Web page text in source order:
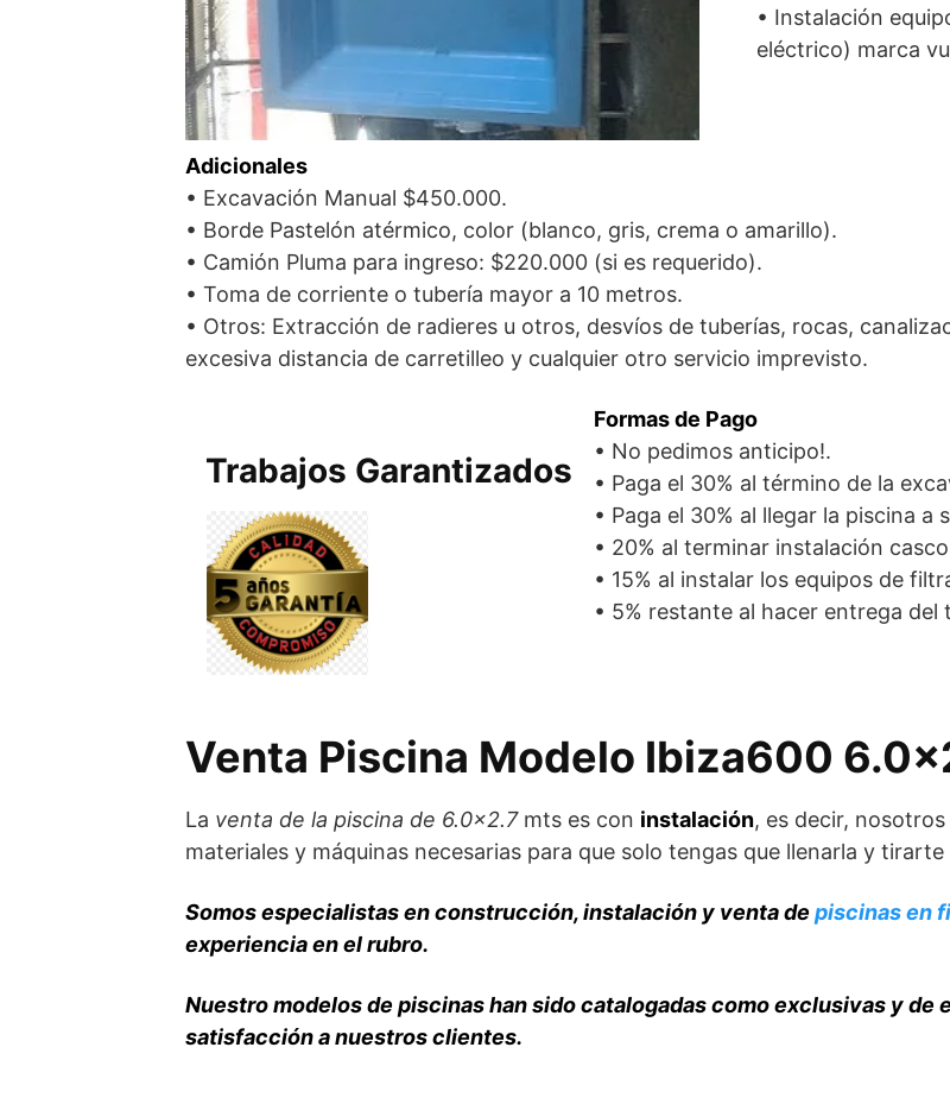
• Instalación
eléctrico) marca
Adicionales
• Excavación Manual $450.000.
• Borde Pastelón atérmico, color (blanco, gris, crema o amarillo).
• Camión Pluma para ingreso: $220.000 (si es requerido).
• Toma de corriente o tubería mayor a 10 metros.
• Otros: Extracción de radieres u otros, desvíos de tuberías, rocas,
excesiva distancia de carretilleo y cualquier otro servicio imprevisto.
Trabajos Garantizados
Formas de Pago
• No pedimos anticipo!.
• Paga el 30% al término de la
• Paga el 30% al llegar la piscina a
• 20% al terminar instalación
• 15% al instalar los equipos de
• 5% restante al hacer entrega del
Venta Piscina Modelo Ibiza600
La venta de la piscina de 6.0×2.7mts es con instalación, es decir,
materiales y máquinas necesarias para que solo tengas que llenarla y tirarte
Somos especialistas en construcción, instalación y venta de piscinas en
experiencia en el rubro.
Nuestro modelos de piscinas han sido catalogadas como exclusivas y de
satisfacción a nuestros clientes.